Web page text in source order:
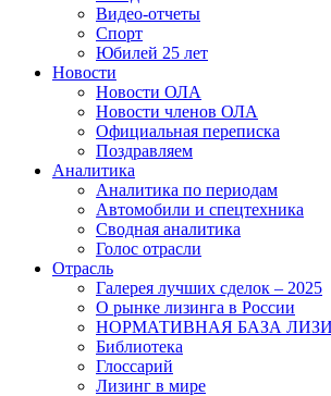
Видео-отчеты
Спорт
Юбилей 25 лет
Новости
Новости ОЛА
Новости членов ОЛА
Официальная переписка
Поздравляем
Аналитика
Аналитика по периодам
Автомобили и спецтехника
Сводная аналитика
Голос отрасли
Отрасль
Галерея лучших сделок – 2025
О рынке лизинга в России
НОРМАТИВНАЯ БАЗА
Библиотека
Глоссарий
Лизинг в мире